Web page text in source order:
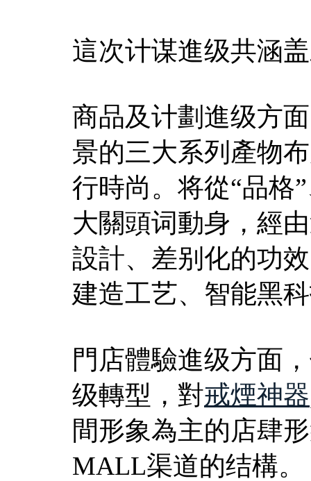
這次计谋進级共涵
商品及计劃進级方
景的三大系列產物
行時尚。将從“品格
大關頭词動身，經
設計、差别化的功
建造工艺、智能黑
門店體驗進级方面
级轉型，對戒煙神器
間形象為主的店肆
MALL渠道的结構。